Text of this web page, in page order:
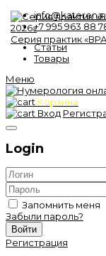
+7 995 963 88
Статьи
Товары
Меню
Корзина
Вход
Login
Запомнить меня
Забыли пароль?
Войти
Регистрация
Серия практик